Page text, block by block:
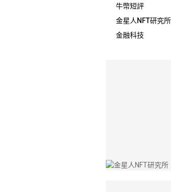
牛幣短評
金星人NFT研究所
金融科技